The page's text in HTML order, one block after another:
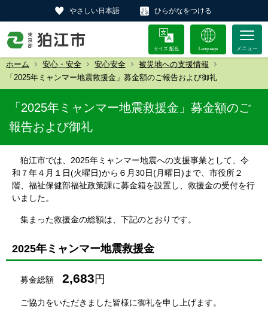
やさしい日本語 ひらがなをつける
サイズ 配色 Language
ホーム 安心・安全 安心安全
被災地への支援情報
「2025年ミャンマー地震救援金」募金額のご報告および御礼
「2025年ミャンマー地震救援金」募金額のご
報告および御礼
狛江市では、2025年ミャンマー地震への支援事業として、令
和７年４月１日(火曜日)から６月30日(月曜日)まで、 市役所２
階、福祉保健部福祉政策課に募金箱を設置し、救援金の受付を行
いました。
集まった救援金の総額は、下記のとおりです。
2025年ミャンマー地震救援金
募金総額 2,683 円
ご協力をいただきました皆様に御礼を申し上げます。